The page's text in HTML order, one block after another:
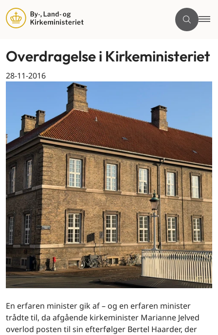
Overdragelse i Kirkeministeriet
28-11-2016
En erfaren minister gik af – og en erfaren minister
trådte til, da afgående kirkeminister Marianne Jelved
overlod posten til sin efterfølger Bertel Haarder, der